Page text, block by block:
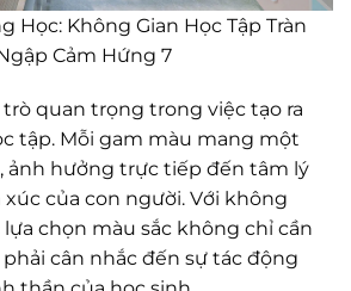
Học: Không Gian Học Tập Tràn
Cảm Hứng 7
trò quan trọng trong việc tạo ra
tập. Mỗi gam màu mang một
ảnh hưởng trực tiếp đến tâm lý
của con người. Với không
chọn màu sắc không chỉ cần
cân nhắc đến sự tác động